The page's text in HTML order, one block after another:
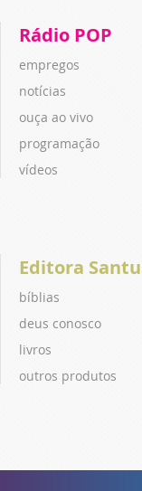
Rádio POP
empregos
notícias
ouça ao vivo
programação
vídeos
Editora
bíblias
deus conosco
livros
outros produtos